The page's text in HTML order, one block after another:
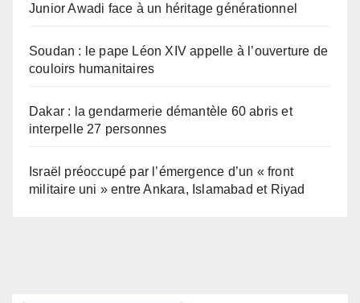
Junior Awadi face à un héritage générationnel
Soudan : le pape Léon XIV appelle à l’ouverture de
couloirs humanitaires
Dakar : la gendarmerie démantèle 60 abris et
interpelle 27 personnes
Israël préoccupé par l’émergence d’un « front
militaire uni » entre Ankara, Islamabad et Riyad